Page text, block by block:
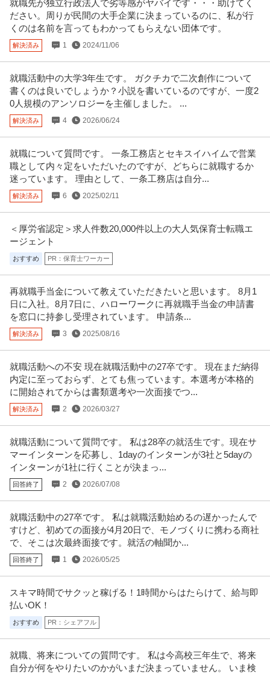
就職先が独立行政法人で劣等感がヤバイです・・・助けてく
ださい。周りが民間の大手企業に決まっているのに、私が行
くのは名前を言ってもわかってもらえない団体です。
解決済み 1 2024/11/06
就職活動中の大学3年生です。 ガクチカで二次創作について
書くのは良いでしょうか？小説を書いているのですが、一度2
0人規模のアンソロジーを主催しました。 ...
解決済み 4 2026/06/24
就職について質問です。 一条工務店とセキスイハイムで営業
職として内々定をいただいたのですが、どちらに就職するか
迷っています。 理由として、一条工務店は自分...
解決済み 6 2025/02/11
＜厚労省認定＞求人件数20,000件以上の大人気保育士転職エ
ージェント
おすすめ PR：保育士ワーカー
再就職手当金について教えていただきたいと思います。 8月1
日に入社。8月7日に、ハローワークに再就職手当金の申請書
を窓口に持参し受理されています。 申請条...
解決済み 3 2025/08/16
就職活動への不安 現在就職活動中の27卒です。 現在まだ納得
内定に至っておらず、とても焦っています。本選考が本格的
に開始されてからは書類選考や一次面接でつ...
解決済み 2 2026/03/27
就職活動について質問です。 私は28卒の就活生です。現在サ
マーインターンを応募し、1dayのインターンが3社と5dayの
インターンが1社に行くことが決まっ...
回答終了 2 2026/07/08
就職活動中の27卒です。 私は就職活動始めるの遅かったんで
すけど、初めての面接が4月20日で、モノづくりに携わる商社
で、そこは次最終面接です。就活の軸聞か...
回答終了 1 2026/05/25
スキマ時間でサクッと稼げる！1時間からはたらけて、給与即
払いOK！
おすすめ PR：シェアフル
就職、将来についての質問です。 私は今高校三年生で、将来
自分が何をやりたいのかがいまだ決まっていません。 いま検